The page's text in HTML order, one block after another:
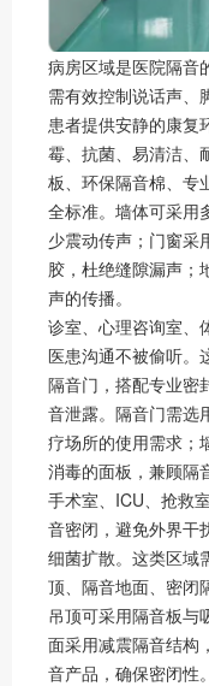
病房区域是医院隔音
需有效控制说话声、
患者提供安静的康复
霉、抗菌、易清洁、
板、环保隔音棉、专
全标准。墙体可采用
少震动传声；门窗采
胶，杜绝缝隙漏声；
声的传播。
诊室、心理咨询室、
医患沟通不被偷听。
隔音门，搭配专业密
音泄露。隔音门需选
疗场所的使用需求；
消毒的面板，兼顾隔
手术室、ICU、抢救
音密闭，避免外界干
细菌扩散。这类区域
顶、隔音地面、密闭
吊顶可采用隔音板与
面采用减震隔音结构
音产品，确保密闭性。